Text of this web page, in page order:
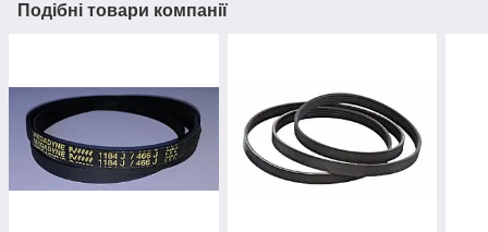
Подібні товари компанії